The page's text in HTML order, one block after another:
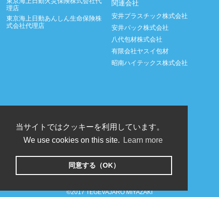
当サイトではクッキーを利用しています。
We use cookies on this site.
Learn more
同意する（OK）
理店
東京海上日動あんしん生命保険株
式会社代理店
関連会社
安井プラスチック株式会社
安井パック株式会社
八代包材株式会社
有限会社ヤスイ包材
昭南ハイテックス株式会社
©2017 TEGEVAJARO MIYAZAKI
Copyright © 2006-2026 YASUI Co., Ltd. All right reserved